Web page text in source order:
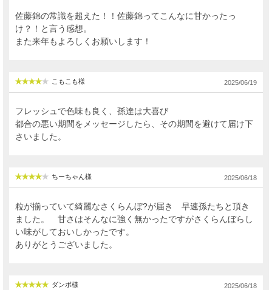
佐藤錦の常識を超えた！！佐藤錦ってこんなに甘かったっ
け？！と言う感想。
また来年もよろしくお願いします！
こもこも様 2025/06/19
フレッシュで色味も良く、孫達は大喜び
都合の悪い期間をメッセージしたら、その期間を避けて届け下
さいました。
ちーちゃん様 2025/06/18
粒が揃っていて綺麗なさくらんぼ?が届き 早速孫たちと頂き
ました。 甘さはそんなに強く無かったですがさくらんぼらし
い味がしておいしかったです。
ありがとうございました。
ダンボ様 2025/06/18